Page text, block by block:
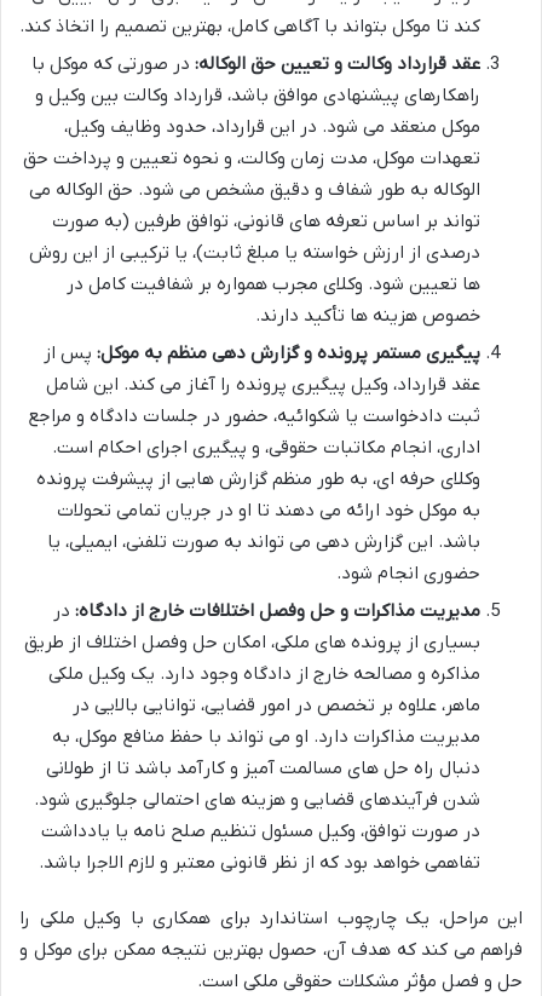
کند تا موکل بتواند با آگاهی کامل، بهترین تصمیم را اتخاذ کند.
عقد قرارداد وکالت و تعیین حق الوکاله: در صورتی که موکل با
راهکارهای پیشنهادی موافق باشد، قرارداد وکالت بین وکیل و
موکل منعقد می شود. در این قرارداد، حدود وظایف وکیل،
تعهدات موکل، مدت زمان وکالت، و نحوه تعیین و پرداخت حق
الوکاله به طور شفاف و دقیق مشخص می شود. حق الوکاله می
تواند بر اساس تعرفه های قانونی، توافق طرفین (به صورت
درصدی از ارزش خواسته یا مبلغ ثابت)، یا ترکیبی از این روش
ها تعیین شود. وکلای مجرب همواره بر شفافیت کامل در
خصوص هزینه ها تأکید دارند.
پیگیری مستمر پرونده و گزارش دهی منظم به موکل: پس از
عقد قرارداد، وکیل پیگیری پرونده را آغاز می کند. این شامل
ثبت دادخواست یا شکوائیه، حضور در جلسات دادگاه و مراجع
اداری، انجام مکاتبات حقوقی، و پیگیری اجرای احکام است.
وکلای حرفه ای، به طور منظم گزارش هایی از پیشرفت پرونده
به موکل خود ارائه می دهند تا او در جریان تمامی تحولات
باشد. این گزارش دهی می تواند به صورت تلفنی، ایمیلی، یا
حضوری انجام شود.
مدیریت مذاکرات و حل وفصل اختلافات خارج از دادگاه: در
بسیاری از پرونده های ملکی، امکان حل وفصل اختلاف از طریق
مذاکره و مصالحه خارج از دادگاه وجود دارد. یک وکیل ملکی
ماهر، علاوه بر تخصص در امور قضایی، توانایی بالایی در
مدیریت مذاکرات دارد. او می تواند با حفظ منافع موکل، به
دنبال راه حل های مسالمت آمیز و کارآمد باشد تا از طولانی
شدن فرآیندهای قضایی و هزینه های احتمالی جلوگیری شود.
در صورت توافق، وکیل مسئول تنظیم صلح نامه یا یادداشت
تفاهمی خواهد بود که از نظر قانونی معتبر و لازم الاجرا باشد.
این مراحل، یک چارچوب استاندارد برای همکاری با وکیل ملکی را
فراهم می کند که هدف آن، حصول بهترین نتیجه ممکن برای موکل و
حل و فصل مؤثر مشکلات حقوقی ملکی است.